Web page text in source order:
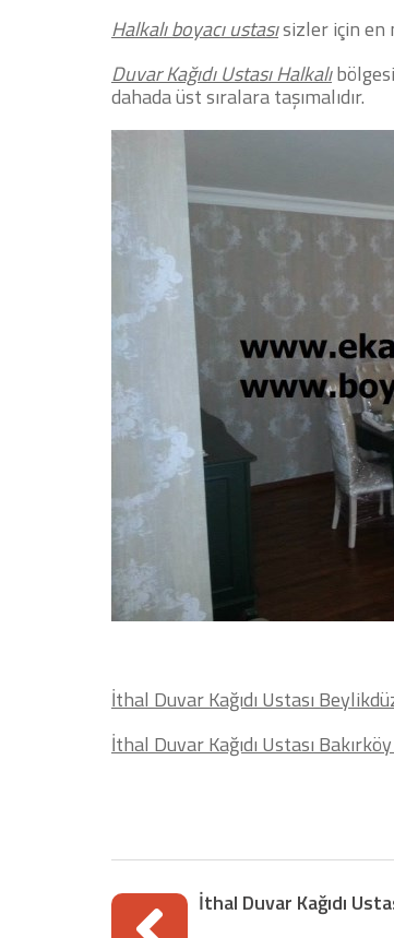
Halkalı boyacı ustasısizler için en
Duvar Kağıdı Ustası Halkalı
dahada üst sıralara taşımalıdır.
İthal Duvar Kağıdı Ustası
İthal Duvar Kağıdı Ustası Bakırköy
İthal Duvar Kağıdı